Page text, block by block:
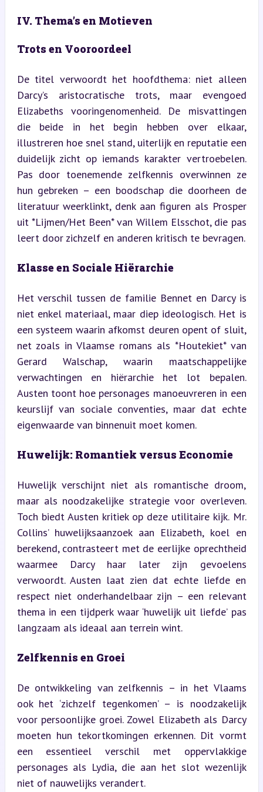
IV. Thema’s en Motieven
Trots en Vooroordeel
De titel verwoordt het hoofdthema: niet alleen
Darcy’s aristocratische trots, maar evengoed
Elizabeths vooringenomenheid. De misvattingen
die beide in het begin hebben over elkaar,
illustreren hoe snel stand, uiterlijk en reputatie een
duidelijk zicht op iemands karakter vertroebelen.
Pas door toenemende zelfkennis overwinnen ze
hun gebreken – een boodschap die doorheen de
literatuur weerklinkt, denk aan figuren als Prosper
uit *Lijmen/Het Been* van Willem Elsschot, die pas
leert door zichzelf en anderen kritisch te bevragen.
Klasse en Sociale Hiërarchie
Het verschil tussen de familie Bennet en Darcy is
niet enkel materiaal, maar diep ideologisch. Het is
een systeem waarin afkomst deuren opent of sluit,
net zoals in Vlaamse romans als *Houtekiet* van
Gerard Walschap, waarin maatschappelijke
verwachtingen en hiërarchie het lot bepalen.
Austen toont hoe personages manoeuvreren in een
keurslijf van sociale conventies, maar dat echte
eigenwaarde van binnenuit moet komen.
Huwelijk: Romantiek versus Economie
Huwelijk verschijnt niet als romantische droom,
maar als noodzakelijke strategie voor overleven.
Toch biedt Austen kritiek op deze utilitaire kijk. Mr.
Collins’ huwelijksaanzoek aan Elizabeth, koel en
berekend, contrasteert met de eerlijke oprechtheid
waarmee Darcy haar later zijn gevoelens
verwoordt. Austen laat zien dat echte liefde en
respect niet onderhandelbaar zijn – een relevant
thema in een tijdperk waar ‘huwelijk uit liefde’ pas
langzaam als ideaal aan terrein wint.
Zelfkennis en Groei
De ontwikkeling van zelfkennis – in het Vlaams
ook het ‘zichzelf tegenkomen’ – is noodzakelijk
voor persoonlijke groei. Zowel Elizabeth als Darcy
moeten hun tekortkomingen erkennen. Dit vormt
een essentieel verschil met oppervlakkige
personages als Lydia, die aan het slot wezenlijk
niet of nauwelijks verandert.